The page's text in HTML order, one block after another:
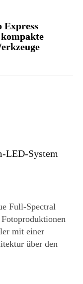
Express
LED-System
Full-Spectral
mit einer
über den